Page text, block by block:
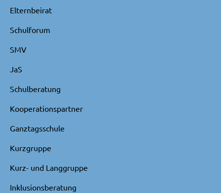
Elternbeirat
Schulforum
SMV
JaS
Schulberatung
Kooperationspartner
Ganztagsschule
Kurzgruppe
Kurz- und Langgruppe
Inklusionsberatung